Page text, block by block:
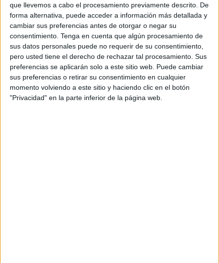
que llevemos a cabo el procesamiento previamente descrito. De
forma alternativa, puede acceder a información más detallada y
cambiar sus preferencias antes de otorgar o negar su
consentimiento. Tenga en cuenta que algún procesamiento de
sus datos personales puede no requerir de su consentimiento,
pero usted tiene el derecho de rechazar tal procesamiento. Sus
preferencias se aplicarán solo a este sitio web. Puede cambiar
sus preferencias o retirar su consentimiento en cualquier
momento volviendo a este sitio y haciendo clic en el botón
"Privacidad" en la parte inferior de la página web.
motivo del lanzamiento de la campaña publicitaria, la firma y el Diario Marca han
querido acaparar todas las miradas de los usuarios del diario deportivo líder. Por
r donde su logo se fusionaba.
La peculiaridad de la acción consistió en personalizarla cabecera de Marca
vinculando anunciante y soporte. Esta fusión dio origen a un logo de cabecera
más grande, característica primordial del nuevo S6 edge +junto con su pantalla
curva y su alto procesador.